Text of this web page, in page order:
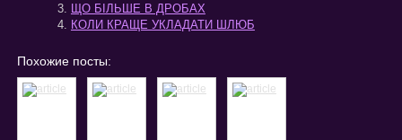
ЩО БІЛЬШЕ В ДРОБАХ
КОЛИ КРАЩЕ УКЛАДАТИ ШЛЮБ
Похожие посты: